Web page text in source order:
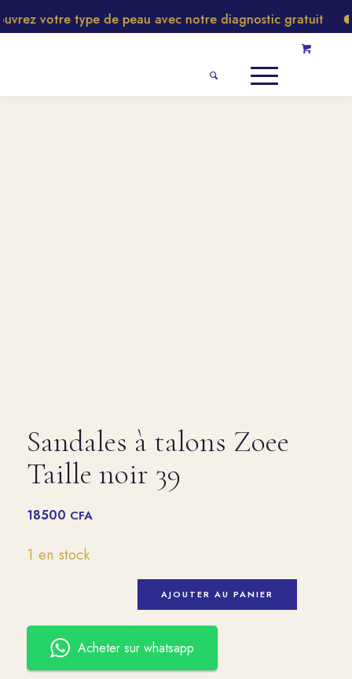
votre type de peau avec notre diagnostic gratuit
Sandales à talons Zoee
Taille noir 39
18500 CFA
1 en stock
AJOUTER AU PANIER
Acheter sur whatsapp